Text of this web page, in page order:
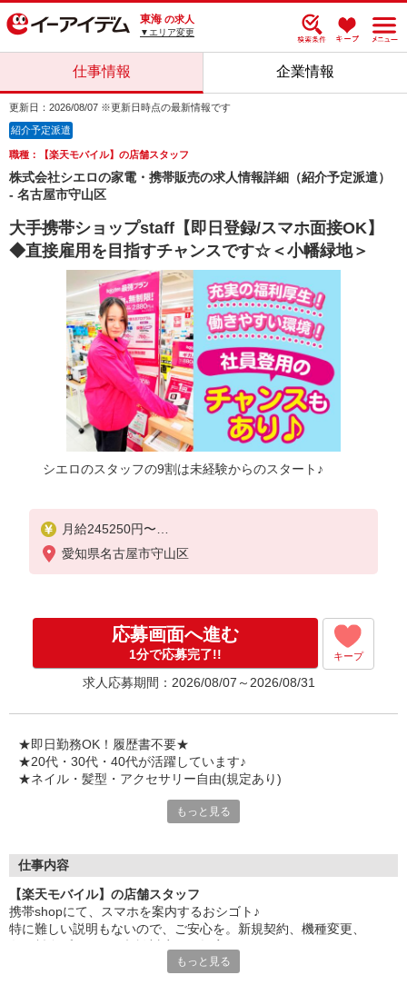
東海 の求人
▼エリア変更
仕事情報 企業情報
更新日：2026/08/07 ※更新日時点の最新情報です
紹介予定派遣
職種：【楽天モバイル】の店舗スタッフ
株式会社シエロの家電・携帯販売の求人情報詳細（紹介予定派遣）
- 名古屋市守山区
大手携帯ショップstaff【即日登録/スマホ面接OK】
◆直接雇用を目指すチャンスです☆＜小幡緑地＞
シエロのスタッフの9割は未経験からのスタート♪
月給245250円〜
※残業代支給
★交通費別途支給（規定あり）
入社祝い金10万円支給(規定有)
お友達を紹介頂くと,
インセンティブ支給(規定有)
゜・。○。・゜+゜・。○。・゜+゜
愛知県名古屋市守山区
応募画面へ進む
1分で応募完了!! キープ
求人応募期間：2026/08/07～2026/08/31
★即日勤務OK！履歴書不要★
★20代・30代・40代が活躍しています♪
★ネイル・髪型・アクセサリー自由(規定あり)
各キャリアの新機種が特別価格で購入OK！！
特別割引価格でご利用可能☆
お得に過ごしたいあなたの味方です♪
【選べるお仕事いろいろ】
もっと見る
仕事内容
【楽天モバイル】の店舗スタッフ
携帯shopにて、スマホを案内するおシゴト♪
特に難しい説明もないので、ご安心を。新規契約、機種変更、
もっと見る